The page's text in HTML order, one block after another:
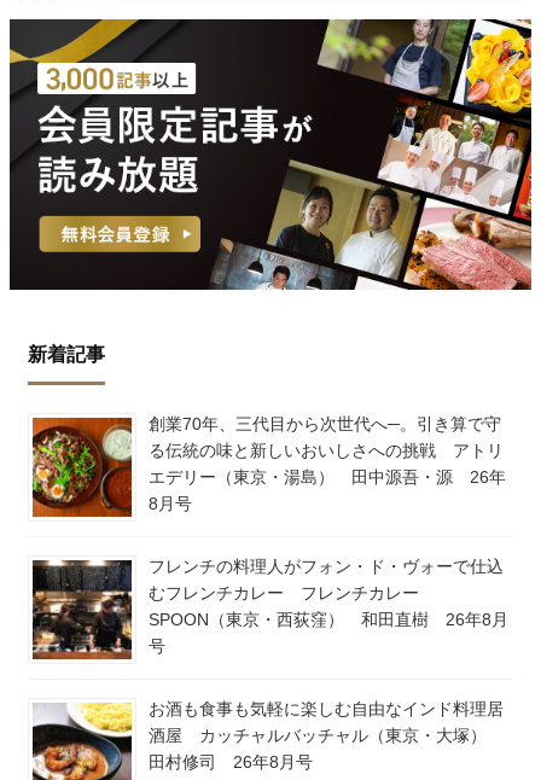
新着記事
創業70年、三代目から次世代へ─。引き算で守
る伝統の味と新しいおいしさへの挑戦 アトリ
エデリー（東京・湯島） 田中源吾・源 26年
8月号
フレンチの料理人がフォン・ド・ヴォーで仕込
むフレンチカレー フレンチカレー
SPOON（東京・西荻窪） 和田直樹 26年8月
号
お酒も食事も気軽に楽しむ自由なインド料理居
酒屋 カッチャルバッチャル（東京・大塚）
田村修司 26年8月号